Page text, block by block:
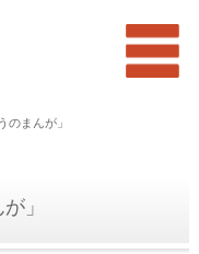
まんが」
」